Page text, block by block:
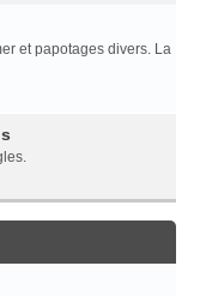
et papotages divers. La